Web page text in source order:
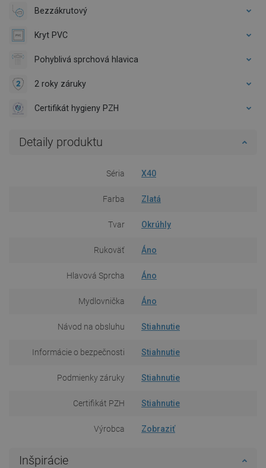
Bezzákrutový
Kryt PVC
Pohyblivá sprchová hlavica
2 roky záruky
Certifikát hygieny PZH
Detaily produktu
Séria X40
Farba Zlatá
Tvar Okrúhly
Rukoväť Áno
Hlavová Sprcha Áno
Mydlovnička Áno
Návod na obsluhu Stiahnutie
Informácie o bezpečnosti Stiahnutie
Podmienky záruky Stiahnutie
Certifikát PZH Stiahnutie
Výrobca Zobraziť
Inšpirácie